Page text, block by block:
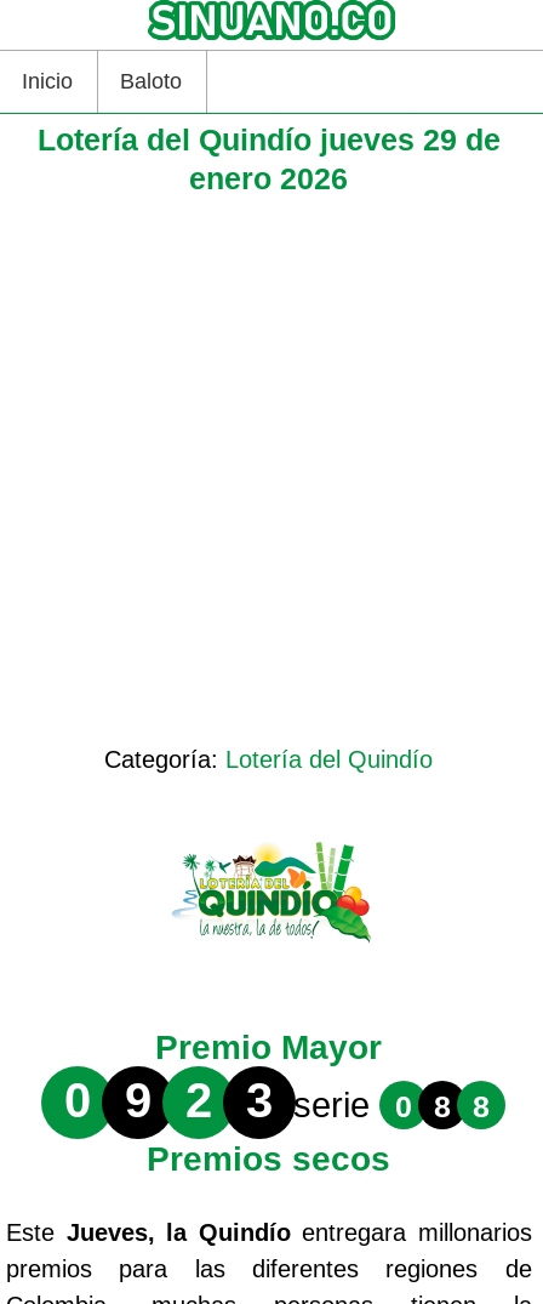
Inicio Baloto
Lotería del Quindío jueves 29 de
enero 2026
Categoría: Lotería del Quindío
Premio Mayor
0 9 2 3 serie 0 8 8
Premios secos
Este Jueves, la Quindíoentregara millonarios
premios para las diferentes regiones de